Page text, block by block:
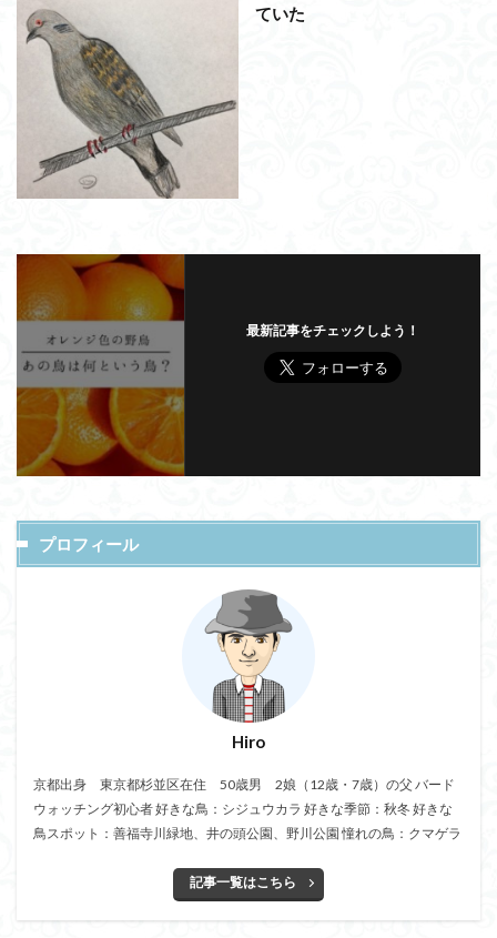
ていた
最新記事をチェックしよう！
プロフィール
Hiro
京都出身 東京都杉並区在住 50歳男 2娘（12歳・7歳）の父 バード
ウォッチング初心者 好きな鳥：シジュウカラ 好きな季節：秋冬 好きな
鳥スポット：善福寺川緑地、井の頭公園、野川公園 憧れの鳥：クマゲラ
記事一覧はこちら